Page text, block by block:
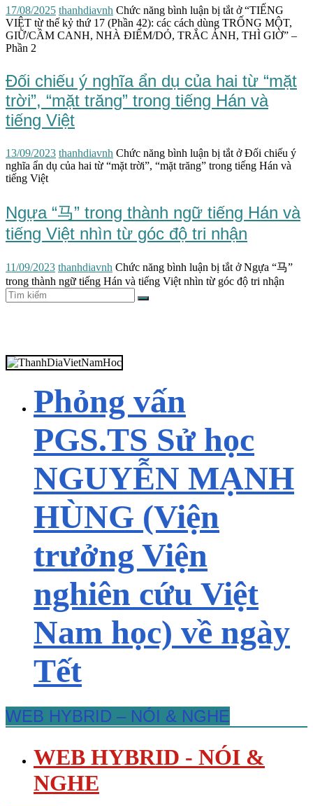
17/08/2025 thanhdiavnh Chức năng bình luận bị tắt ở “TIẾNG
VIỆT từ thế kỷ thứ 17 (Phần 42): các cách dùng TRỐNG MỘT,
GIỮ/CẦM CANH, NHÀ ĐIẾM/DỎ, TRẮC ẢNH, THÌ GIỜ” –
Phần 2
Đối chiếu ý nghĩa ẩn dụ của hai từ “mặt
trời”, “mặt trăng” trong tiếng Hán và
tiếng Việt
13/09/2023 thanhdiavnh Chức năng bình luận bị tắt ở Đối chiếu ý
nghĩa ẩn dụ của hai từ “mặt trời”, “mặt trăng” trong tiếng Hán và
tiếng Việt
Ngựa “马” trong thành ngữ tiếng Hán và
tiếng Việt nhìn từ góc độ tri nhận
11/09/2023 thanhdiavnh Chức năng bình luận bị tắt ở Ngựa “马”
trong thành ngữ tiếng Hán và tiếng Việt nhìn từ góc độ tri nhận
Phỏng vấn
PGS.TS Sử học
NGUYỄN MẠNH
HÙNG (Viện
trưởng Viện
nghiên cứu Việt
Nam học) về ngày
Tết
WEB HYBRID – NÓI & NGHE
WEB HYBRID - NÓI &
NGHE